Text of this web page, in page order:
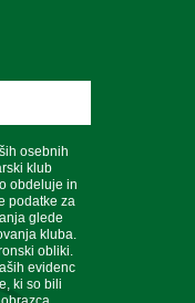
osebnih
klub
obdeluje in
podatke za
glede
kluba.
obliki.
evidenc
ki so bili